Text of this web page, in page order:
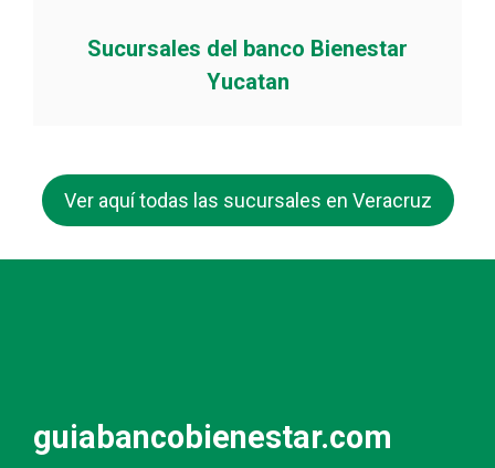
Sucursales del banco Bienestar
Yucatan
Ver aquí todas las sucursales en Veracruz
guiabancobienestar.com